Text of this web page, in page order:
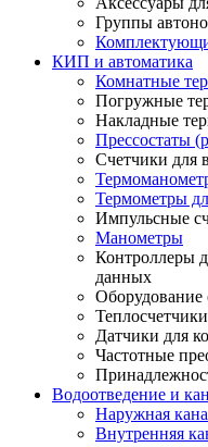
Группы
КИП и автоматика
Комнатные
Погружные
Накладные
Прессостаты
Счетчики для
Термометры
Импульсные
Манометры
Контроллеры
данных
Оборудование
Датчики для
Частотные
Водоотведение и
Наружная
Внутренняя